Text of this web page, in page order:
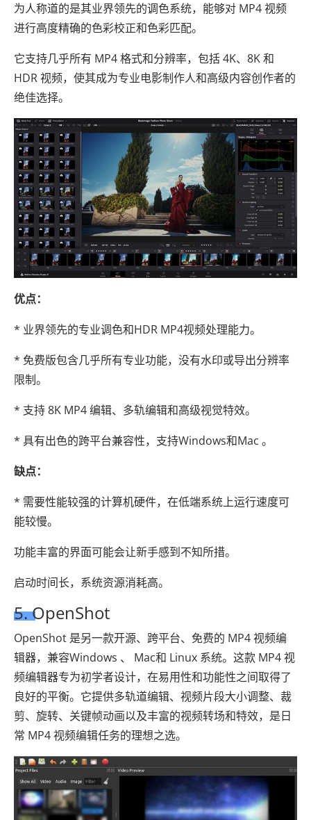
为人称道的是其业界领先的调色系统，能够对 MP4 视频
进行高度精确的色彩校正和色彩匹配。
它支持几乎所有 MP4 格式和分辨率，包括 4K、8K 和
HDR 视频，使其成为专业电影制作人和高级内容创作者的
绝佳选择。
优点：
* 业界领先的专业调色和HDR MP4视频处理能力。
* 免费版包含几乎所有专业功能，没有水印或导出分辨率
限制。
* 支持 8K MP4 编辑、多轨编辑和高级视觉特效。
* 具有出色的跨平台兼容性，支持Windows和Mac 。
缺点：
* 需要性能较强的计算机硬件，在低端系统上运行速度可
能较慢。
功能丰富的界面可能会让新手感到不知所措。
启动时间长，系统资源消耗高。
5. OpenShot
OpenShot 是另一款开源、跨平台、免费的 MP4 视频编
辑器，兼容Windows 、 Mac和 Linux 系统。这款 MP4 视
频编辑器专为初学者设计，在易用性和功能性之间取得了
良好的平衡。它提供多轨道编辑、视频片段大小调整、裁
剪、旋转、关键帧动画以及丰富的视频转场和特效，是日
常 MP4 视频编辑任务的理想之选。